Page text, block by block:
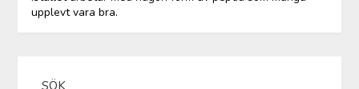
upplevt vara bra.